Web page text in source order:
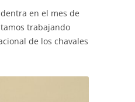
en el mes de
trabajando
de los chavales